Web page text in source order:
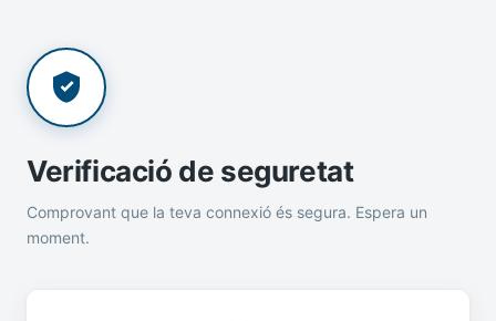
Verificació de seguretat
Comprovant que la teva connexió és segura. Espera un
moment.